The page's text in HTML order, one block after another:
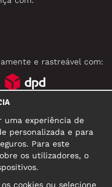
e rastreável com:
uma experiência de
personalizada e para
Para este
os utilizadores, o
cookies ou selecione